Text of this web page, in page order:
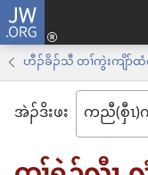
JW.ORG
ဟီၣ်ခိၣ်သီ တၢ်ကွဲးကျိာ်
အဲၣ်​ဒိး​ဖး